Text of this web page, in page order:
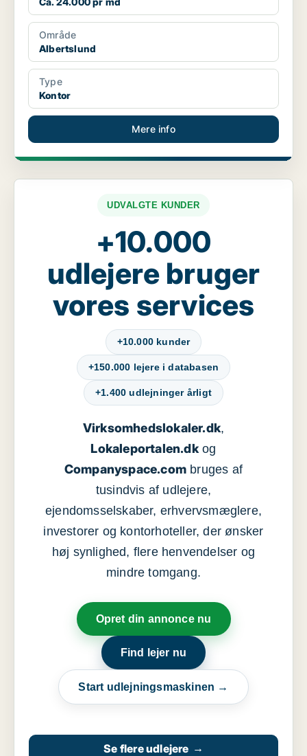
Område
Albertslund
Type
Kontor
Mere info
UDVALGTE KUNDER
+10.000
udlejere bruger
vores services
+10.000 kunder
+150.000 lejere i databasen
+1.400 udlejninger årligt
Virksomhedslokaler.dk,
Lokaleportalen.dkog
Companyspace.com bruges af
tusindvis af udlejere,
ejendomsselskaber, erhvervsmæglere,
investorer og kontorhoteller, der ønsker
høj synlighed, flere henvendelser og
mindre tomgang.
Opret din annonce nu
Find lejer nu
Start udlejningsmaskinen →
Se flere udlejere →